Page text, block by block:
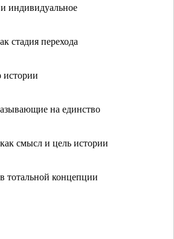
индивидуальное
стадия перехода
на единство
смысл и цель истории
тотальной концепции